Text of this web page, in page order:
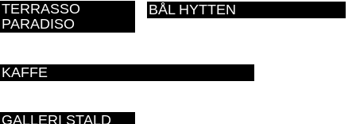
TERRASSO
PARADISO
BÅL HYTTEN
KAFFE
GALLERI STALD